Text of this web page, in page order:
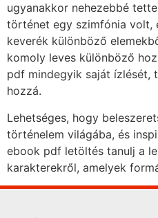
ugyanakkor nehezebbé
történet egy szimfónia volt,
keverék különböző
komoly leves különböző
pdf mindegyik saját ízlését,
hozzá.
Lehetséges, hogy
történelem világába, és
ebook pdf letöltés tanulj a
karakterekről, amelyek